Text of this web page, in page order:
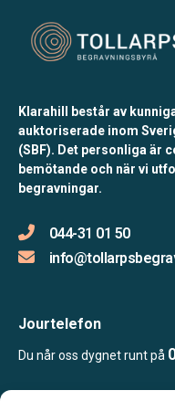
Klarahill består av
auktoriserade inom
(SBF). Det personliga är
bemötande och när vi
begravningar.
044-31 01 50
Jourtelefon
Du når oss dygnet runt på